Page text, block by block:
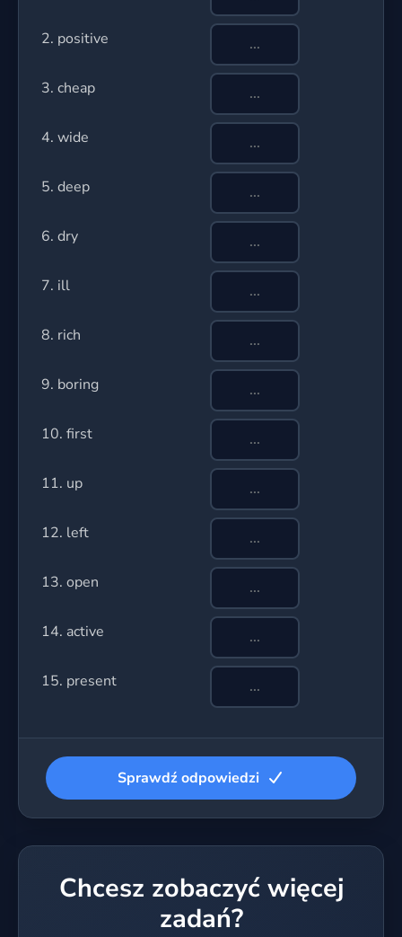
2. positive
3. cheap
4. wide
5. deep
6. dry
7. ill
8. rich
9. boring
10. first
11. up
12. left
13. open
14. active
15. present
Sprawdź odpowiedzi
Chcesz zobaczyć więcej
zadań?